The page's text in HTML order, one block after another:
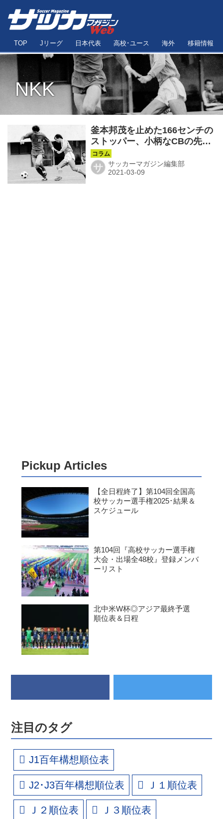
TOP Jリーグ 日本代表 高校･ユース 海外 移籍情報
NKK
釜本邦茂を止めた166センチの
ストッパー、小柄なCBの先駆
者・山田等◎J前夜を歩く第31
回
サ サッカーマガジン編集部
Pickup Articles
【全日程終了】第104回全国高
校サッカー選手権2025･結果＆
スケジュール
第104回『高校サッカー選手権
大会・出場全48校』登録メンバ
ーリスト
北中米W杯◎アジア最終予選
順位表＆日程
注目のタグ
J1百年構想順位表
J2･J3百年構想順位表 Ｊ１順位表
Ｊ２順位表 Ｊ３順位表